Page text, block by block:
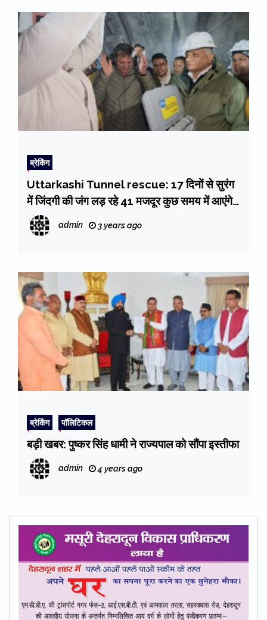
ब्रेकिंग
Uttarkashi Tunnel rescue: 17 दिनों से सुरंग
में जिंदगी की जंग लड़ रहे 41 मजदूर कुछ समय में आएंगे
बाहर, परिजनों के चेहरों पर लौटी खुशी
admin 3 years ago
ब्रेकिंग पॉलिटिकल
बड़ी खबर: पुष्कर सिंह धामी ने राज्यपाल को सौंपा इस्तीफा
admin 4 years ago